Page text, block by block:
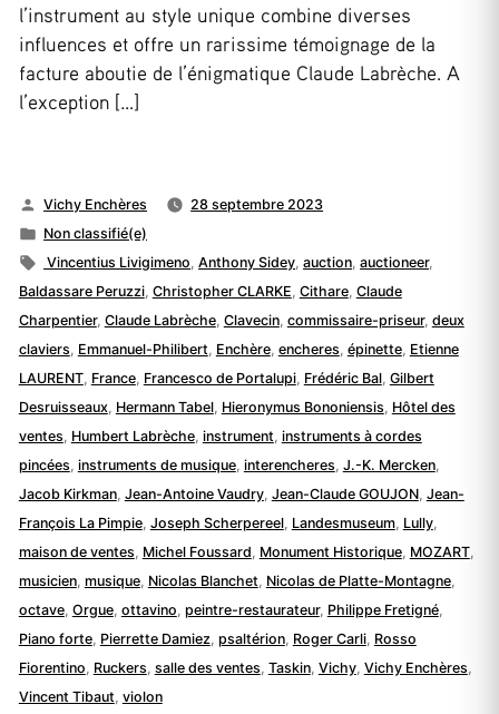
l’instrument au style unique combine diverses
influences et offre un rarissime témoignage de la
facture aboutie de l’énigmatique Claude Labrèche. A
l’exception […]
Publié
par
Vichy Enchères
28 septembre 2023
Publié
dans
Non classifié(e)
Étiquettes :
Vincentius Livigimeno ,Anthony Sidey ,auction ,auctioneer,
Baldassare Peruzzi, Christopher CLARKE Cithare, Claude
Charpentier, Claude Labrèche, Clavecin, commissaire-priseur, deux
claviers Emmanuel-Philibert Enchère, encheres épinette, Etienne
LAURENT, France, Francesco de Portalupi, Frédéric Bal, Gilbert
Desruisseaux, Hermann Tabel, Hieronymus Bononiensis Hôtel des
ventes Humbert Labrèche, instrument instruments à cordes
pincées instruments de musique, interencheres J.-K. Mercken,
Jacob Kirkman, Jean-Antoine Vaudry, Jean-Claude GOUJON, Jean-
François La Pimpie, Joseph Scherpereel, Landesmuseum, Lully,
maison de ventes Michel Foussard Monument Historique, MOZART,
musicien, musique, Nicolas Blanchet Nicolas de Platte-Montagne,
octave, Orgue, ottavino peintre-restaurateur, Philippe Fretigné,
Piano forte, Pierrette Damiez psaltérion, Roger Carli, Rosso
Fiorentino Ruckers salle des ventes Taskin, Vichy, Vichy Enchères
Vincent Tibaut violon